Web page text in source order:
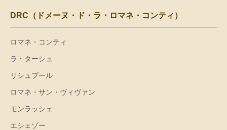
DRC（ドメーヌ・ド・ラ・ロマネ・コンティ）
ロマネ・コンティ
ラ・ターシュ
リシュブール
ロマネ・サン・ヴィヴァン
モンラッシェ
エシェゾー